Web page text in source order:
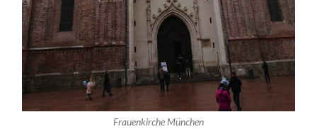
Frauenkirche München